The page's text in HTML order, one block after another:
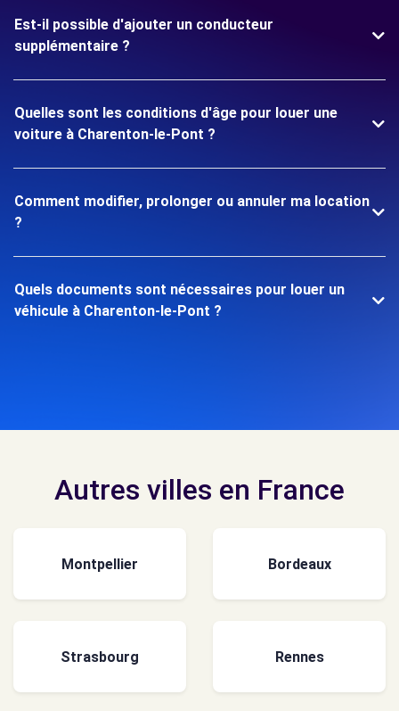
Est-il possible d'ajouter un conducteur
supplémentaire ?
Quelles sont les conditions d'âge pour louer une
voiture à Charenton-le-Pont ?
Comment modifier, prolonger ou annuler ma location
?
Quels documents sont nécessaires pour louer un
véhicule à Charenton-le-Pont ?
Autres villes en France
Montpellier Bordeaux
Strasbourg Rennes